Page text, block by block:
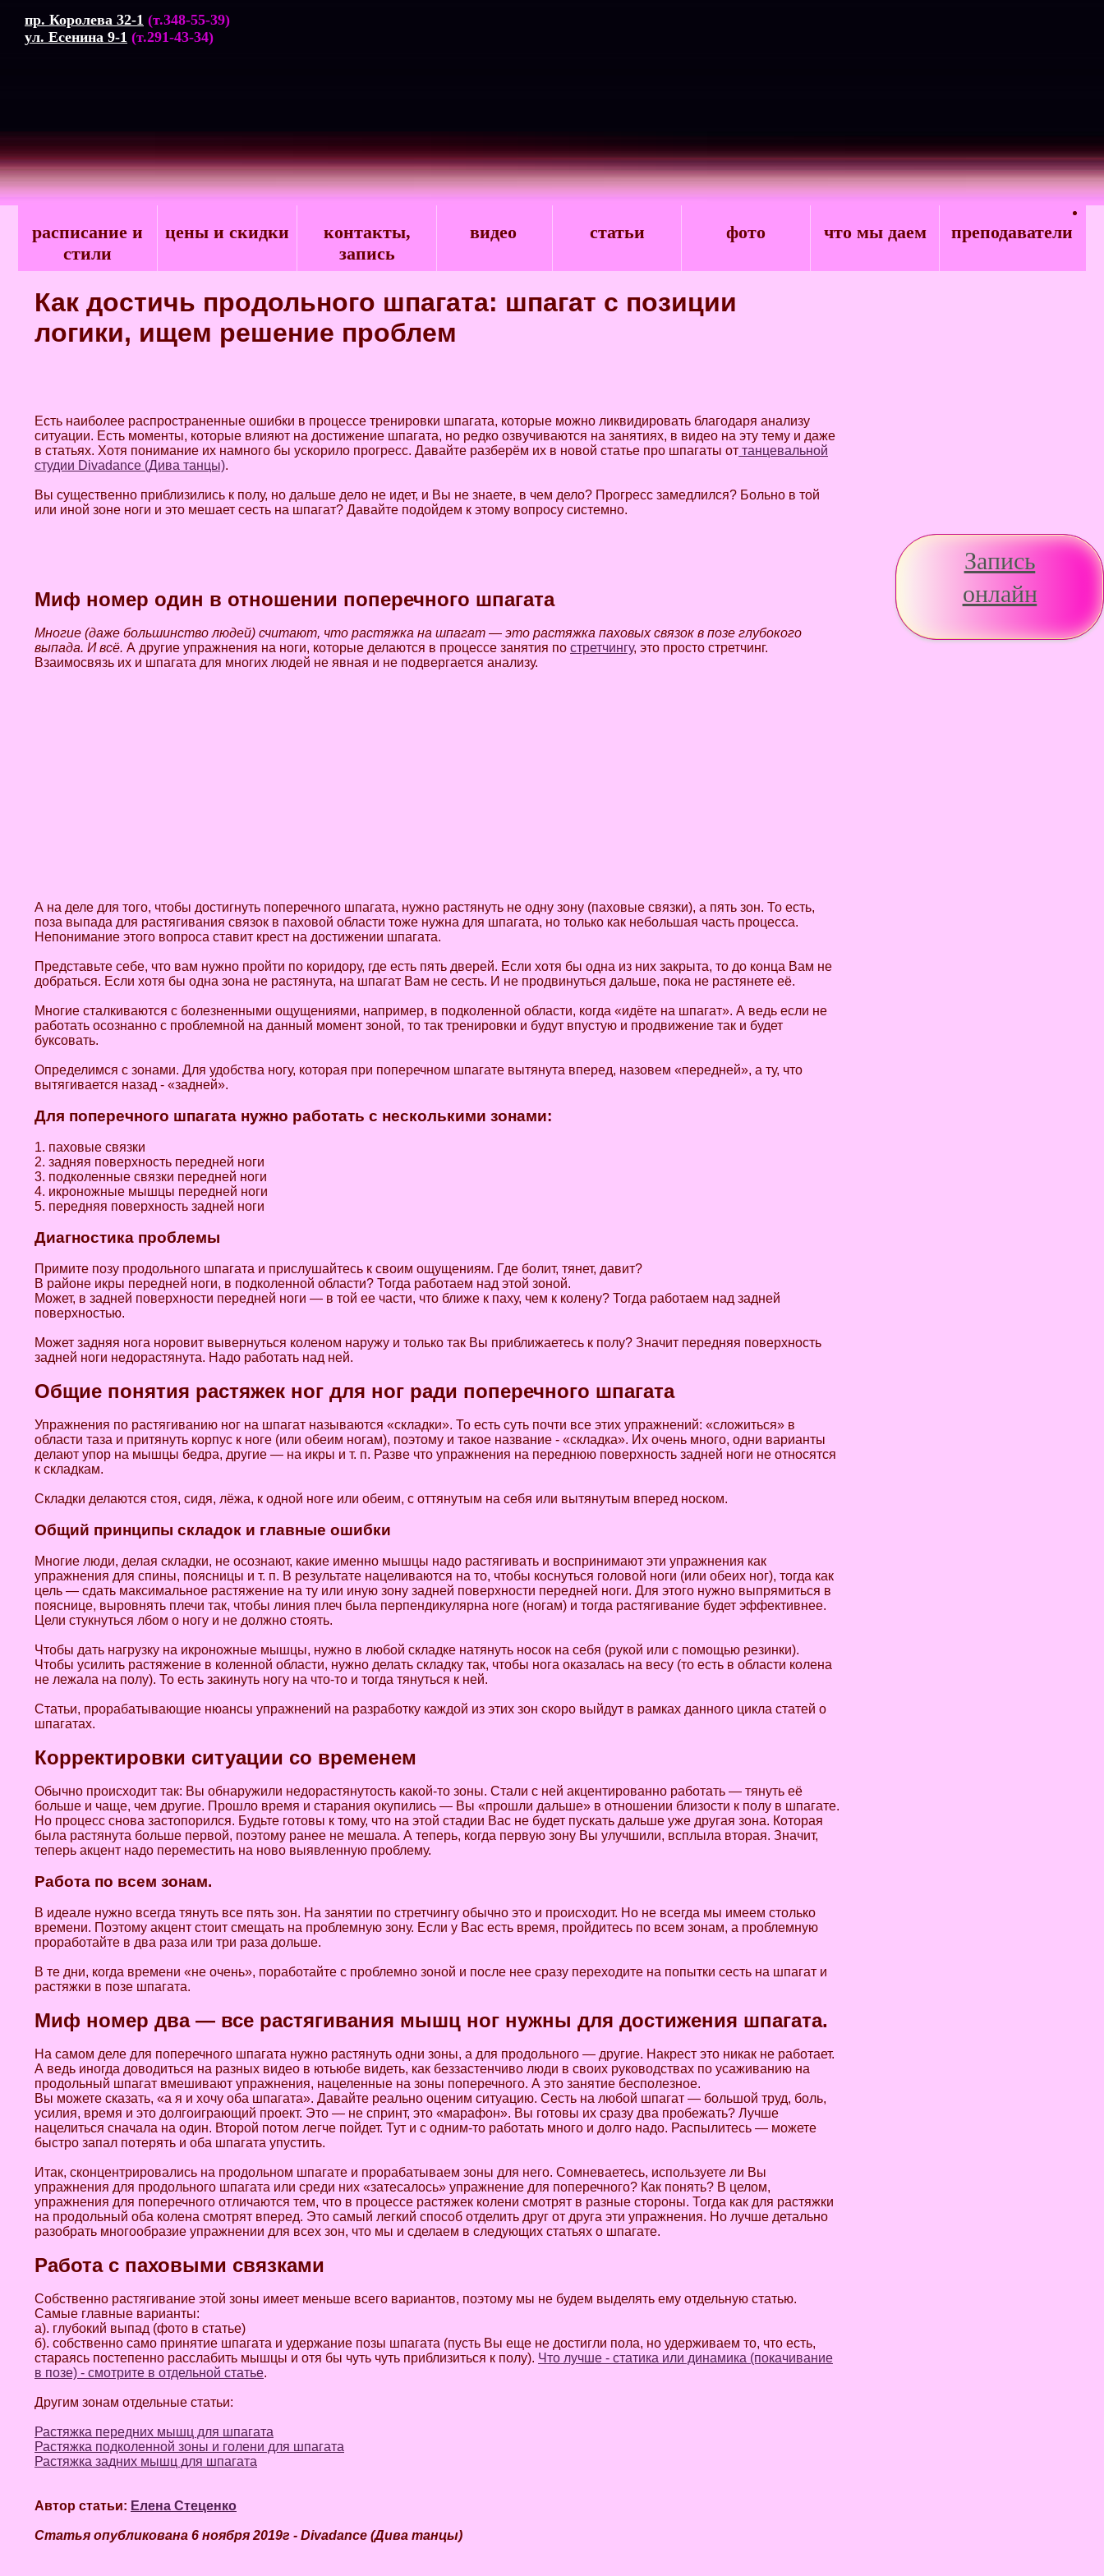
пр. Королева 32-1 (т.348-55-39)
ул. Есенина 9-1 (т.291-43-34)
расписание и
стили
цены и скидки
контакты,
запись
видео статьи фото что мы даем преподаватели
Запись
онлайн
Как достичь продольного шпагата: шпагат с позиции
логики, ищем решение проблем
Есть наиболее распространенные ошибки в процессе тренировки шпагата, которые можно ликвидировать благодаря анализу
ситуации. Есть моменты, которые влияют на достижение шпагата, но редко озвучиваются на занятиях, в видео на эту тему и даже
в статьях. Хотя понимание их намного бы ускорило прогресс. Давайте разберём их в новой статье про шпагаты от танцевальной
студии Divadance (Дива танцы).
Вы существенно приблизились к полу, но дальше дело не идет, и Вы не знаете, в чем дело? Прогресс замедлился? Больно в той
или иной зоне ноги и это мешает сесть на шпагат? Давайте подойдем к этому вопросу системно.
Миф номер один в отношении поперечного шпагата
Многие (даже большинство людей) считают, что растяжка на шпагат — это растяжка паховых связок в позе глубокого
выпада. И всё. А другие упражнения на ноги, которые делаются в процессе занятия по стретчингу, это просто стретчинг.
Взаимосвязь их и шпагата для многих людей не явная и не подвергается анализу.
А на деле для того, чтобы достигнуть поперечного шпагата, нужно растянуть не одну зону (паховые связки), а пять зон. То есть,
поза выпада для растягивания связок в паховой области тоже нужна для шпагата, но только как небольшая часть процесса.
Непонимание этого вопроса ставит крест на достижении шпагата.
Представьте себе, что вам нужно пройти по коридору, где есть пять дверей. Если хотя бы одна из них закрыта, то до конца Вам не
добраться. Если хотя бы одна зона не растянута, на шпагат Вам не сесть. И не продвинуться дальше, пока не растянете её.
Многие сталкиваются с болезненными ощущениями, например, в подколенной области, когда «идёте на шпагат». А ведь если не
работать осознанно с проблемной на данный момент зоной, то так тренировки и будут впустую и продвижение так и будет
буксовать.
Определимся с зонами. Для удобства ногу, которая при поперечном шпагате вытянута вперед, назовем «передней», а ту, что
вытягивается назад - «задней».
Для поперечного шпагата нужно работать с несколькими зонами:
1. паховые связки
2. задняя поверхность передней ноги
3. подколенные связки передней ноги
4. икроножные мышцы передней ноги
5. передняя поверхность задней ноги
Диагностика проблемы
Примите позу продольного шпагата и прислушайтесь к своим ощущениям. Где болит, тянет, давит?
В районе икры передней ноги, в подколенной области? Тогда работаем над этой зоной.
Может, в задней поверхности передней ноги — в той ее части, что ближе к паху, чем к колену? Тогда работаем над задней
поверхностью.
Может задняя нога норовит вывернуться коленом наружу и только так Вы приближаетесь к полу? Значит передняя поверхность
задней ноги недорастянута. Надо работать над ней.
Общие понятия растяжек ног для ног ради поперечного шпагата
Упражнения по растягиванию ног на шпагат называются «складки». То есть суть почти все этих упражнений: «сложиться» в
области таза и притянуть корпус к ноге (или обеим ногам), поэтому и такое название - «складка». Их очень много, одни варианты
делают упор на мышцы бедра, другие — на икры и т. п. Разве что упражнения на переднюю поверхность задней ноги не относятся
к складкам.
Складки делаются стоя, сидя, лёжа, к одной ноге или обеим, с оттянутым на себя или вытянутым вперед носком.
Общий принципы складок и главные ошибки
Многие люди, делая складки, не осознают, какие именно мышцы надо растягивать и воспринимают эти упражнения как
упражнения для спины, поясницы и т. п. В результате нацеливаются на то, чтобы коснуться головой ноги (или обеих ног), тогда как
цель — сдать максимальное растяжение на ту или иную зону задней поверхности передней ноги. Для этого нужно выпрямиться в
пояснице, выровнять плечи так, чтобы линия плеч была перпендикулярна ноге (ногам) и тогда растягивание будет эффективнее.
Цели стукнуться лбом о ногу и не должно стоять.
Чтобы дать нагрузку на икроножные мышцы, нужно в любой складке натянуть носок на себя (рукой или с помощью резинки).
Чтобы усилить растяжение в коленной области, нужно делать складку так, чтобы нога оказалась на весу (то есть в области колена
не лежала на полу). То есть закинуть ногу на что-то и тогда тянуться к ней.
Статьи, прорабатывающие нюансы упражнений на разработку каждой из этих зон скоро выйдут в рамках данного цикла статей о
шпагатах.
Корректировки ситуации со временем
Обычно происходит так: Вы обнаружили недорастянутость какой-то зоны. Стали с ней акцентированно работать — тянуть её
больше и чаще, чем другие. Прошло время и старания окупились — Вы «прошли дальше» в отношении близости к полу в шпагате.
Но процесс снова застопорился. Будьте готовы к тому, что на этой стадии Вас не будет пускать дальше уже другая зона. Которая
была растянута больше первой, поэтому ранее не мешала. А теперь, когда первую зону Вы улучшили, всплыла вторая. Значит,
теперь акцент надо переместить на ново выявленную проблему.
Работа по всем зонам.
В идеале нужно всегда тянуть все пять зон. На занятии по стретчингу обычно это и происходит. Но не всегда мы имеем столько
времени. Поэтому акцент стоит смещать на проблемную зону. Если у Вас есть время, пройдитесь по всем зонам, а проблемную
проработайте в два раза или три раза дольше.
В те дни, когда времени «не очень», поработайте с проблемно зоной и после нее сразу переходите на попытки сесть на шпагат и
растяжки в позе шпагата.
Миф номер два — все растягивания мышц ног нужны для достижения шпагата.
На самом деле для поперечного шпагата нужно растянуть одни зоны, а для продольного — другие. Накрест это никак не работает.
А ведь иногда доводиться на разных видео в ютьюбе видеть, как беззастенчиво люди в своих руководствах по усаживанию на
продольный шпагат вмешивают упражнения, нацеленные на зоны поперечного. А это занятие бесполезное.
Вы можете сказать, «а я и хочу оба шпагата». Давайте реально оценим ситуацию. Сесть на любой шпагат — большой труд, боль,
усилия, время и это долгоиграющий проект. Это — не спринт, это «марафон». Вы готовы их сразу два пробежать? Лучше
нацелиться сначала на один. Второй потом легче пойдет. Тут и с одним-то работать много и долго надо. Распылитесь — можете
быстро запал потерять и оба шпагата упустить.
Итак, сконцентрировались на продольном шпагате и прорабатываем зоны для него. Сомневаетесь, используете ли Вы
упражнения для продольного шпагата или среди них «затесалось» упражнение для поперечного? Как понять? В целом,
упражнения для поперечного отличаются тем, что в процессе растяжек колени смотрят в разные стороны. Тогда как для растяжки
на продольный оба колена смотрят вперед. Это самый легкий способ отделить друг от друга эти упражнения. Но лучше детально
разобрать многообразие упражнении для всех зон, что мы и сделаем в следующих статьях о шпагате.
Работа с паховыми связками
Собственно растягивание этой зоны имеет меньше всего вариантов, поэтому мы не будем выделять ему отдельную статью.
Самые главные варианты:
а). глубокий выпад (фото в статье)
б). собственно само принятие шпагата и удержание позы шпагата (пусть Вы еще не достигли пола, но удерживаем то, что есть,
стараясь постепенно расслабить мышцы и отя бы чуть чуть приблизиться к полу). Что лучше - статика или динамика (покачивание
в позе) - смотрите в отдельной статье.
Другим зонам отдельные статьи:
Растяжка передних мышц для шпагата
Растяжка подколенной зоны и голени для шпагата
Растяжка задних мышц для шпагата
Автор статьи: Елена Стеценко
Статья опубликована 6 ноября 2019г - Divadance (Дива танцы)